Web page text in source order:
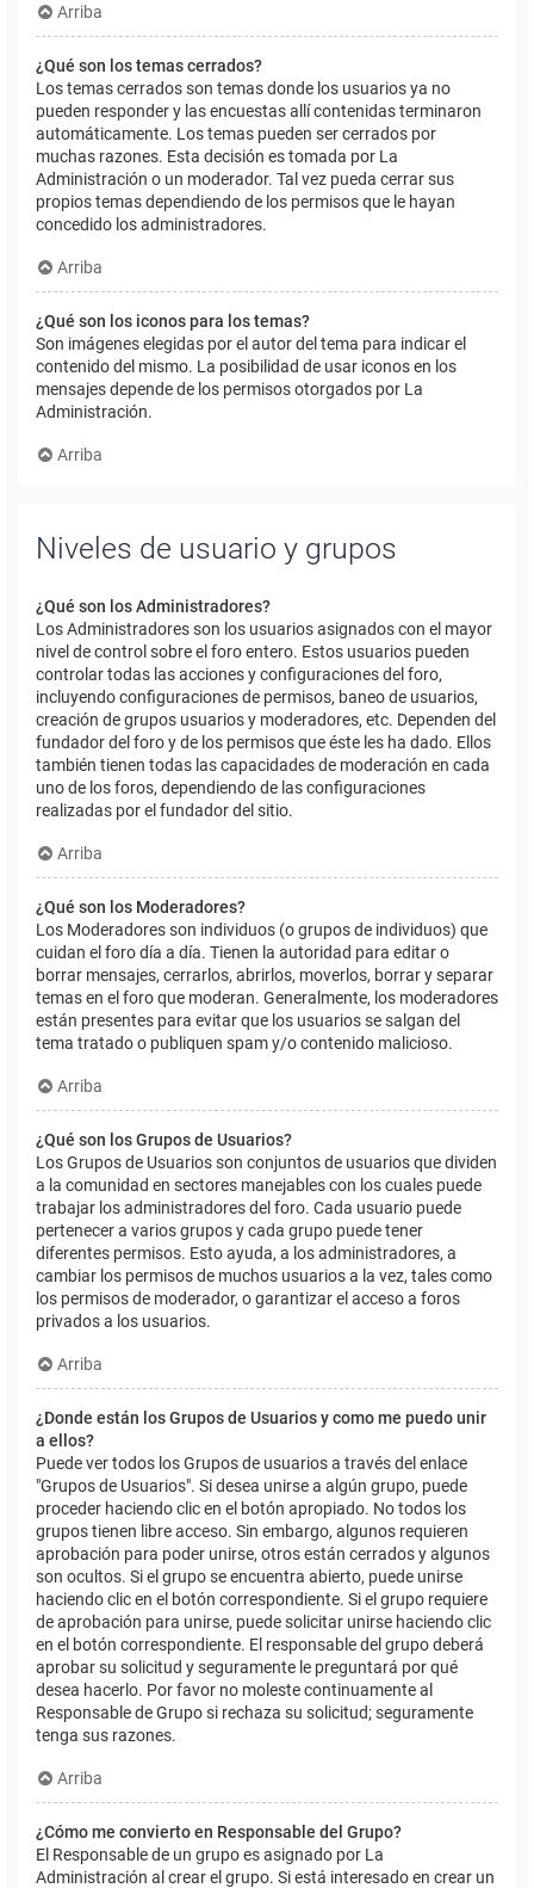
Arriba
¿Qué son los temas cerrados?
Los temas cerrados son temas donde los usuarios ya no
pueden responder y las encuestas allí contenidas terminaron
automáticamente. Los temas pueden ser cerrados por
muchas razones. Esta decisión es tomada por La
Administración o un moderador. Tal vez pueda cerrar sus
propios temas dependiendo de los permisos que le hayan
concedido los administradores.
Arriba
¿Qué son los iconos para los temas?
Son imágenes elegidas por el autor del tema para indicar el
contenido del mismo. La posibilidad de usar iconos en los
mensajes depende de los permisos otorgados por La
Administración.
Arriba
Niveles de usuario y grupos
¿Qué son los Administradores?
Los Administradores son los usuarios asignados con el mayor
nivel de control sobre el foro entero. Estos usuarios pueden
controlar todas las acciones y configuraciones del foro,
incluyendo configuraciones de permisos, baneo de usuarios,
creación de grupos usuarios y moderadores, etc. Dependen del
fundador del foro y de los permisos que éste les ha dado. Ellos
también tienen todas las capacidades de moderación en cada
uno de los foros, dependiendo de las configuraciones
realizadas por el fundador del sitio.
Arriba
¿Qué son los Moderadores?
Los Moderadores son individuos (o grupos de individuos) que
cuidan el foro día a día. Tienen la autoridad para editar o
borrar mensajes, cerrarlos, abrirlos, moverlos, borrar y separar
temas en el foro que moderan. Generalmente, los moderadores
están presentes para evitar que los usuarios se salgan del
tema tratado o publiquen spam y/o contenido malicioso.
Arriba
¿Qué son los Grupos de Usuarios?
Los Grupos de Usuarios son conjuntos de usuarios que dividen
a la comunidad en sectores manejables con los cuales puede
trabajar los administradores del foro. Cada usuario puede
pertenecer a varios grupos y cada grupo puede tener
diferentes permisos. Esto ayuda, a los administradores, a
cambiar los permisos de muchos usuarios a la vez, tales como
los permisos de moderador, o garantizar el acceso a foros
privados a los usuarios.
Arriba
¿Donde están los Grupos de Usuarios y como me puedo unir
a ellos?
Puede ver todos los Grupos de usuarios a través del enlace
"Grupos de Usuarios". Si desea unirse a algún grupo, puede
proceder haciendo clic en el botón apropiado. No todos los
grupos tienen libre acceso. Sin embargo, algunos requieren
aprobación para poder unirse, otros están cerrados y algunos
son ocultos. Si el grupo se encuentra abierto, puede unirse
haciendo clic en el botón correspondiente. Si el grupo requiere
de aprobación para unirse, puede solicitar unirse haciendo clic
en el botón correspondiente. El responsable del grupo deberá
aprobar su solicitud y seguramente le preguntará por qué
desea hacerlo. Por favor no moleste continuamente al
Responsable de Grupo si rechaza su solicitud; seguramente
tenga sus razones.
Arriba
¿Cómo me convierto en Responsable del Grupo?
El Responsable de un grupo es asignado por La
Administración al crear el grupo. Si está interesado en crear un